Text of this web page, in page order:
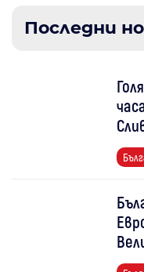
Последни